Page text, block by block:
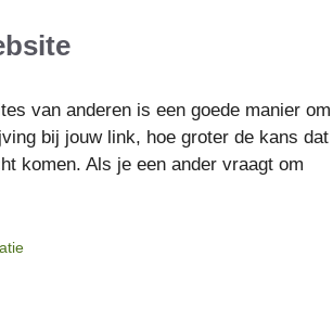
van anderen is een goede manier om
bij jouw link, hoe groter de kans dat
komen. Als je een ander vraagt om